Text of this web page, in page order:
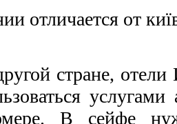
отличается от
стране,
В сейфе